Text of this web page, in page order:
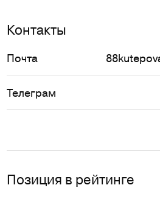
Контакты
Почта
Телеграм
Позиция в рейтинге